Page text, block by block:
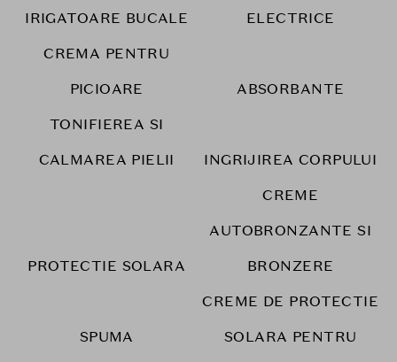
IRIGATOARE BUCALE
ELECTRICE
CREMA PENTRU
PICIOARE
ABSORBANTE
TONIFIEREA SI
CALMAREA PIELII
INGRIJIREA CORPULUI
PROTECTIE SOLARA
CREME
AUTOBRONZANTE SI
BRONZERE
SPUMA
CREME DE PROTECTIE
SOLARA PENTRU